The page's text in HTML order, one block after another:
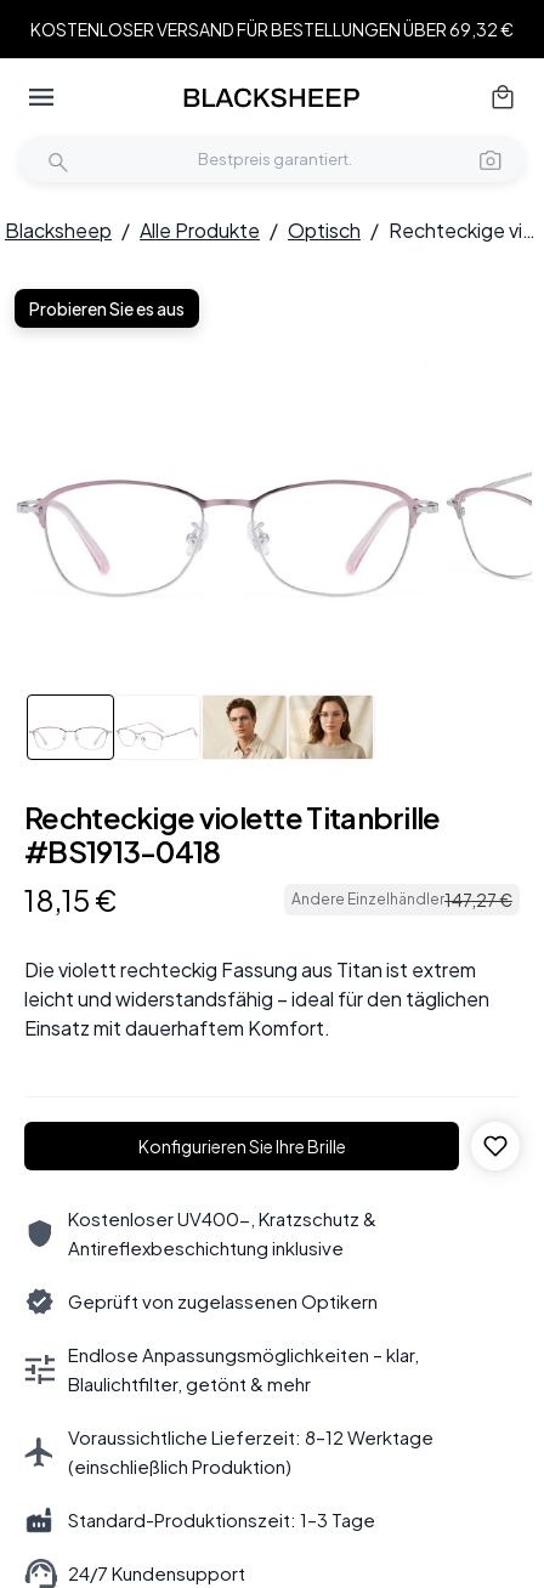
KOSTENLOSER VERSAND FÜR BESTELLUNGEN ÜBER 69,32 €
Blacksheep / Alle Produkte / Optisch / Rechteckige violette Titanbrille #BS1913-0418
Probieren Sie es aus
Rechteckige violette Titanbrille
#BS1913-0418
18,15 € Andere Einzelhändler147,27€
Die violett rechteckig Fassung aus Titan ist extrem
leicht und widerstandsfähig – ideal für den täglichen
Einsatz mit dauerhaftem Komfort.
Konfigurieren Sie Ihre Brille
Kostenloser UV400-, Kratzschutz &
Antireflexbeschichtung inklusive
Geprüft von zugelassenen Optikern
Endlose Anpassungsmöglichkeiten – klar,
Blaulichtfilter, getönt & mehr
Voraussichtliche Lieferzeit: 8–12 Werktage
(einschließlich Produktion)
Standard-Produktionszeit: 1–3 Tage
24/7 Kundensupport